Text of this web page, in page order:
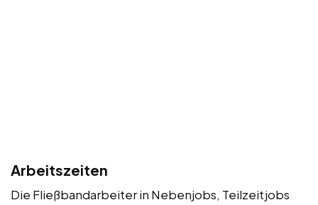
Arbeitszeiten
Die Fließbandarbeiter in Nebenjobs, Teilzeitjobs